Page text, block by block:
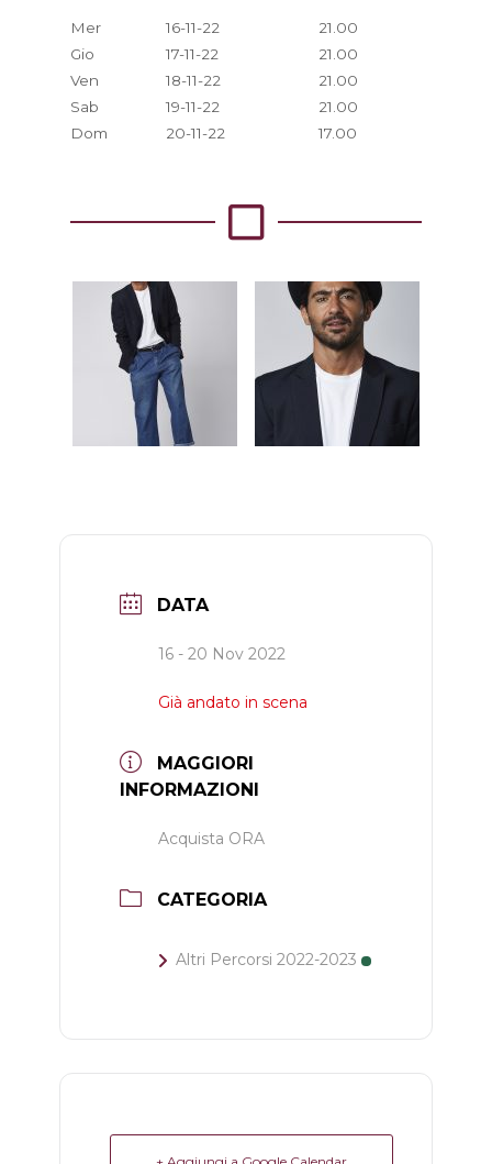
Mer 16-11-22
21.00
Gio
17-11-22
21.00
Ven
18-11-22
21.00
Sab
19-11-22
21.00
Dom
20-11-22 17.00
DATA
16 - 20 Nov 2022
Già andato in scena
MAGGIORI
INFORMAZIONI
Acquista ORA
CATEGORIA
Altri Percorsi 2022-2023